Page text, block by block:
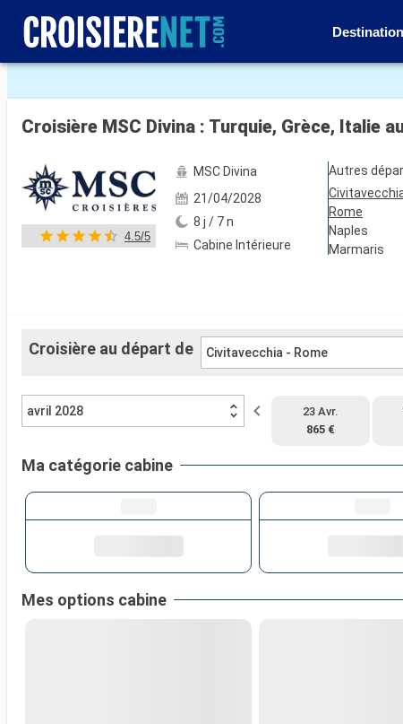
Voir les 141 autres photos
Croisière MSC Divina : Turquie, Grèce, Italie
4.5/5
MSC Divina
21/04/2028
8 j / 7 n
Cabine Intérieure
Autres
Rome
Naples
Marmaris
Croisière au départ de Civitavecchia - Rome
avril 2028
23 Avr.
865 €
Ma catégorie cabine
Mes options cabine